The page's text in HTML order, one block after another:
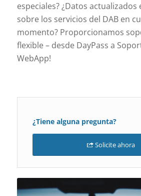
especiales? ¿Datos
sobre los servicios del DAB en
momento? Proporcionamos
flexible – desde DayPass a
WebApp!
¿Tiene alguna pregunta?
Solicite ahora